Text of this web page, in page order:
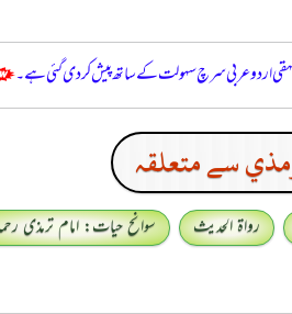
اردو عربی سرچ سہولت کے ساتھ پیش کر دی گئی ہے۔
سے متعلقہ
رواۃ الحدیث
سوانح حیات: امام ترمذی